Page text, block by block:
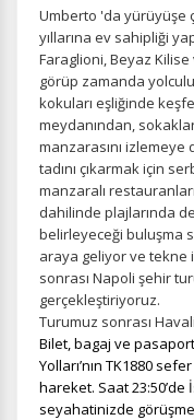
Umberto 'da yürüyüşe
yıllarına ev sahipliği
Faraglioni, Beyaz
görüp zamanda
kokuları eşliğinde
meydanından,
manzarasını
tadını çıkarmak için
manzaralı
dahilinde plajlarında
belirleyeceği buluşma
araya geliyor ve tekne
sonrası Napoli şehir
gerçekleştiriyoruz.
Turumuz sonrası
Bilet, bagaj ve
Yolları’nın TK1880
hareket. Saat 23:50’de
seyahatinizde